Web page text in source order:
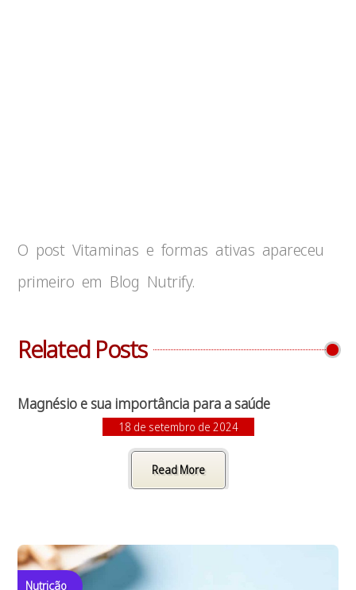
O post Vitaminas e formas ativas apareceu
primeiro em Blog Nutrify.
Related Posts
Magnésio e sua importância para a saúde
18 de setembro de 2024
Read More
Nutrição